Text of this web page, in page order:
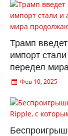
Трамп
импорт
передел
Фев 10, 2025